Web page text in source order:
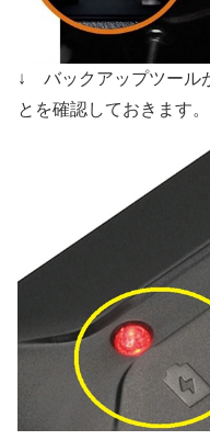
↓ バックアップツール
とを確認しておきます。